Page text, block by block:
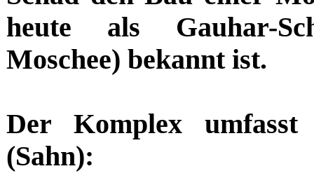
heute als Gauhar-
Moschee) bekannt ist.
Der Komplex umfasst
(Sahn):